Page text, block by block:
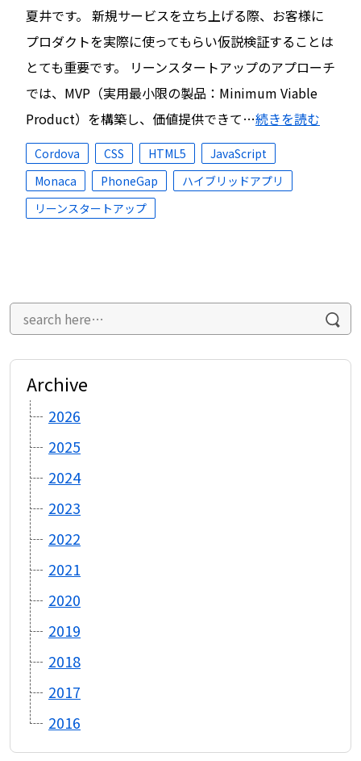
夏井です。 新規サービスを立ち上げる際、お客様に
プロダクトを実際に使ってもらい仮説検証することは
とても重要です。 リーンスタートアップのアプローチ
では、MVP（実用最小限の製品：Minimum Viable
Product）を構築し、価値提供できて…続きを読む
Cordova CSS HTML5
JavaScript
Monaca
PhoneGap
ハイブリッドアプリ
リーンスタートアップ
Archive
2026
2025
2024
2023
2022
2021
2020
2019
2018
2017
2016